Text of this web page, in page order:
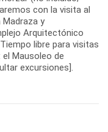
con la visita al
Madraza y
Arquitectónico
libre para visitas
Mausoleo de
excursiones].